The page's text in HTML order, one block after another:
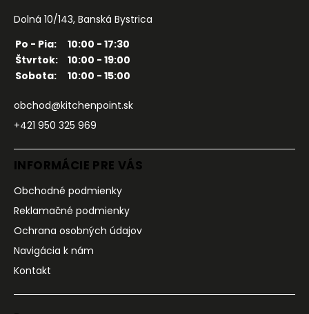
Dolná 10/143, Banská Bystrica
Po - Pia:
10:00 - 17:30
Štvrtok:
10:00 - 19:00
Sobota:
10:00 - 15:00
obchod@kitchenpoint.sk
+421 950 325 969
INFORMÁCIE PRE VÁS
Obchodné podmienky
Reklamačné podmienky
Ochrana osobných údajov
Navigácia k nám
Kontakt